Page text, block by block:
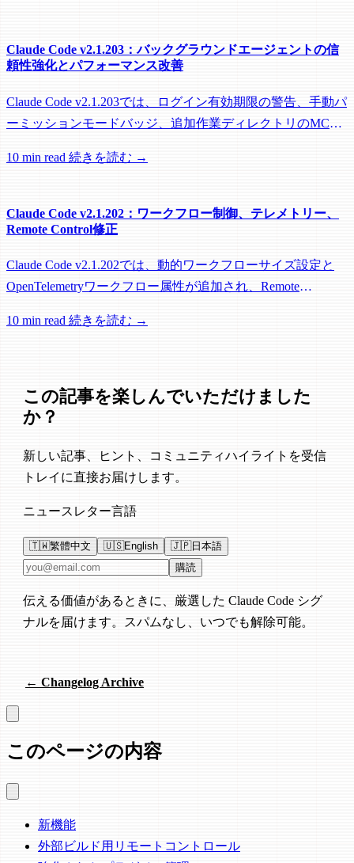
Claude Code v2.1.203：バックグラウンドエージェントの信
頼性強化とパフォーマンス改善
Claude Code v2.1.203では、ログイン有効期限の警告、手動パ
ーミッションモードバッジ、追加作業ディレクトリのMCP
パフォーマンスに関する多数の修正が含まれています。
10 min read 続きを読む →
Claude Code v2.1.202：ワークフロー制御、テレメトリー、
Remote Control修正
Claude Code v2.1.202では、動的ワークフローサイズ設定と
OpenTelemetryワークフロー属性が追加され、Remote
の修正が含まれています。
10 min read 続きを読む →
この記事を楽しんでいただけました
か？
新しい記事、ヒント、コミュニティハイライトを受信
トレイに直接お届けします。
ニュースレター言語
🇹🇼繁體中文 🇺🇸English 🇯🇵日本語
メールアドレス 購読
伝える価値があるときに、厳選した Claude Code シグ
ナルを届けます。スパムなし、いつでも解除可能。
← Changelog Archive
このページの内容
新機能
外部ビルド用リモートコントロール